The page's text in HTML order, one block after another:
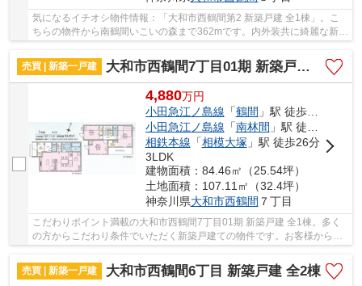
気になるイチオシ物件情報：「大和市西鶴間第2 新築戸建 全1棟」。こ
ちらの物件から南鶴間いこいの森まで362mです。内外装共に綺麗な新築
戸建ての物件はいかがでしょうか。お客様によ...
売買 | 新築一戸建
大和市西鶴間7丁目01期 新築戸建 全1棟
4,880万円
小田急江ノ島線 「鶴間 」駅 徒歩17分
小田急江ノ島線 「南林間 」駅 徒歩22分
相鉄本線 「相模大塚 」駅 徒歩26分
3LDK
建物面積：84.46㎡（25.54坪）
土地面積：107.11㎡（32.4坪）
神奈川県大和市西鶴間 ７丁目
こだわりポイント満載の大和市西鶴間7丁目01期 新築戸建 全1棟。多く
の方からこだわり条件でいただく新築戸建ての物件です。お客様からニ
ーズの高い南側道路に接している物件になりま...
売買 | 新築一戸建
大和市西鶴間6丁目 新築戸建 全2棟